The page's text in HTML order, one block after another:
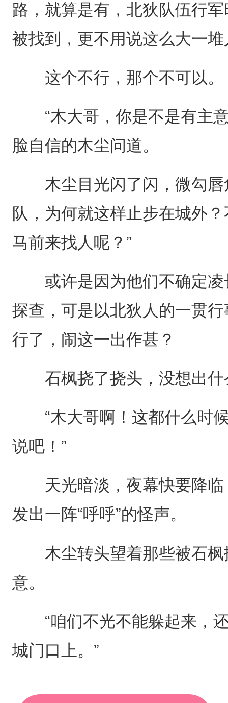
路，就算是有，北狄队伍行
被找到，更不用说这么大一堆
这个不行，那个不可以。
“木大哥，你是不是有主意
脸自信的木尘问道。
木尘目光闪了闪，微勾唇
队，为何就这样止步在城外
马前来找人呢？”
或许是因为他们不确定凌
探查，可是以北狄人的一贯
行了，闹这一出作甚？
石枫挠了挠头，没想出什
“木大哥啊！这都什么时候
说吧！”
天光暗淡，夜幕快要降临
发出一阵“呼呼”的怪声。
木尘转头望着那些被石枫
意。
“咱们不光不能躲起来，还
城门口上。”